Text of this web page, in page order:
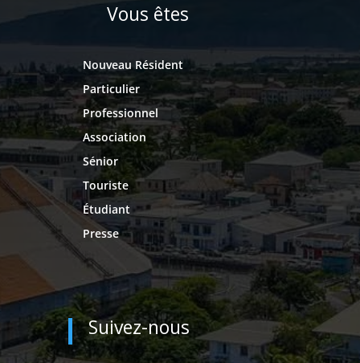
Vous êtes
Nouveau Résident
Particulier
Professionnel
Association
Sénior
Touriste
Étudiant
Presse
Suivez-nous